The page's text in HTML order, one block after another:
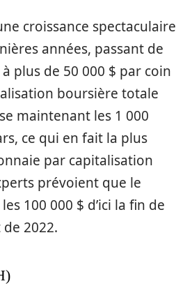
croissance spectaculaire
années, passant de
plus de 50 000 $ par coin
boursière totale
maintenant les 1 000
ce qui en fait la plus
par capitalisation
prévoient que le
100 000 $ d’ici la fin de
2022.